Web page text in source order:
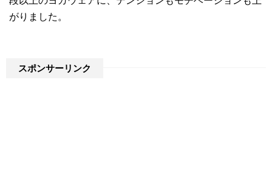
がりました。
スポンサーリンク